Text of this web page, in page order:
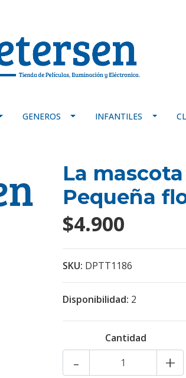
GENEROS INFANTILES
La
Pequeña
$4.900
SKU: DPTT1186
Disponibilidad: 2
Cantidad
+
-